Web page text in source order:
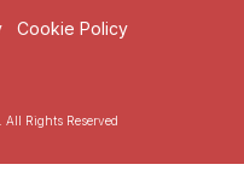
Cookie Policy
Rights Reserved